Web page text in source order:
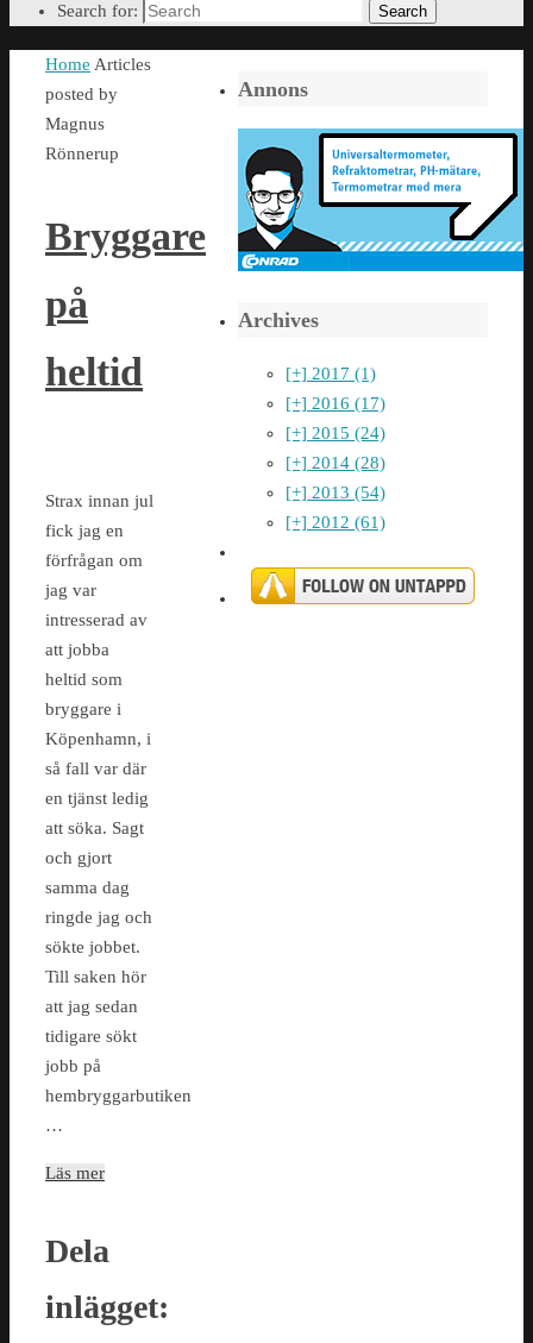
Search for: Search
Home Articles
posted by
Magnus
Rönnerup
Bryggare
på
heltid
Strax innan jul
fick jag en
förfrågan om
jag var
intresserad av
att jobba
heltid som
bryggare i
Köpenhamn, i
så fall var där
en tjänst ledig
att söka. Sagt
och gjort
samma dag
ringde jag och
sökte jobbet.
Till saken hör
att jag sedan
tidigare sökt
jobb på
hembryggarbutiken
…
Läs mer
Dela
inlägget:
Annons
Archives
[+] 2017 (1)
[+] 2016 (17)
[+] 2015 (24)
[+] 2014 (28)
[+] 2013 (54)
[+] 2012 (61)